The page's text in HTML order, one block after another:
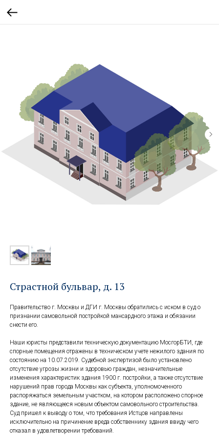
Страстной бульвар, д. 13
Правительство г. Москвы и ДГИ г. Москвы обратились с иском в суд о
признании самовольной постройкой мансардного этажа и обязании
снести его.
Наши юристы представили техническую документацию МосгорБТИ, где
спорные помещения отражены в техническом учете нежилого здания по
состоянию на 10.07.2019. Судебной экспертизой было установлено
отсутствие угрозы жизни и здоровью граждан, незначительные
изменения характеристик здания 1900 г. постройки, а также отсутствие
нарушений прав города Москвы как субъекта, уполномоченного
распоряжаться земельным участком, на котором расположено спорное
здание, не являющееся новым объектом самовольного строительства.
Суд пришел к выводу о том, что требования Истцов направлены
исключительно на причинение вреда собственнику здания ввиду чего
отказал в удовлетворении требований.